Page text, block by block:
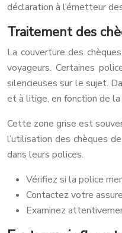
déclaration à l’émetteur
Traitement des
La couverture des
voyageurs. Certaines
silencieuses sur le sujet.
et à litige, en fonction de la
Cette zone grise est
l’utilisation des chèques
dans leurs polices.
Vérifiez si la police
Contactez votre
Examinez